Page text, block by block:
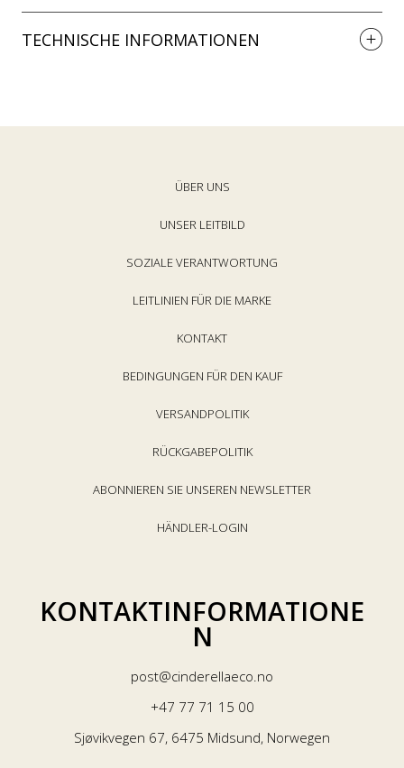
TECHNISCHE INFORMATIONEN
ÜBER UNS
UNSER LEITBILD
SOZIALE VERANTWORTUNG
LEITLINIEN FÜR DIE MARKE
KONTAKT
BEDINGUNGEN FÜR DEN KAUF
VERSANDPOLITIK
RÜCKGABEPOLITIK
ABONNIEREN SIE UNSEREN NEWSLETTER
HÄNDLER-LOGIN
KONTAKTINFORMATIONE
N
post@cinderellaeco.no
+47 77 71 15 00
Sjøvikvegen 67, 6475 Midsund, Norwegen